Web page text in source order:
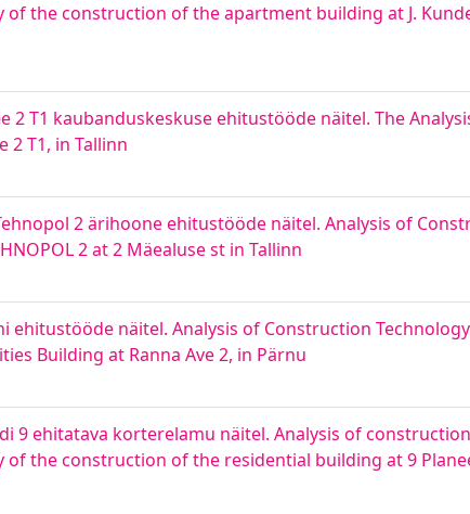
the construction of the apartment building at J.
T1 kaubanduskeskuse ehitustööde näitel. The
2 T1, in Tallinn
2 ärihoone ehitustööde näitel. Analysis of
2 at 2 Mäealuse st in Tallinn
näitel. Analysis of Construction
Building at Ranna Ave 2, in Pärnu
9 ehitatava korterelamu näitel. Analysis of construction
the construction of the residential building at 9